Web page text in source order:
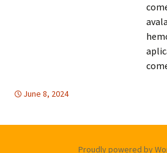
June 8, 2024
Proudly powered by